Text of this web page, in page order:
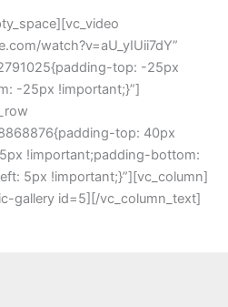
watch?v=aU_yIUii7dY”
top: -25px
-25px !important;}”]
top: 40px
!important;padding-bottom:
5px !important;}”][vc_column]
gallery id=5][/vc_column_text]